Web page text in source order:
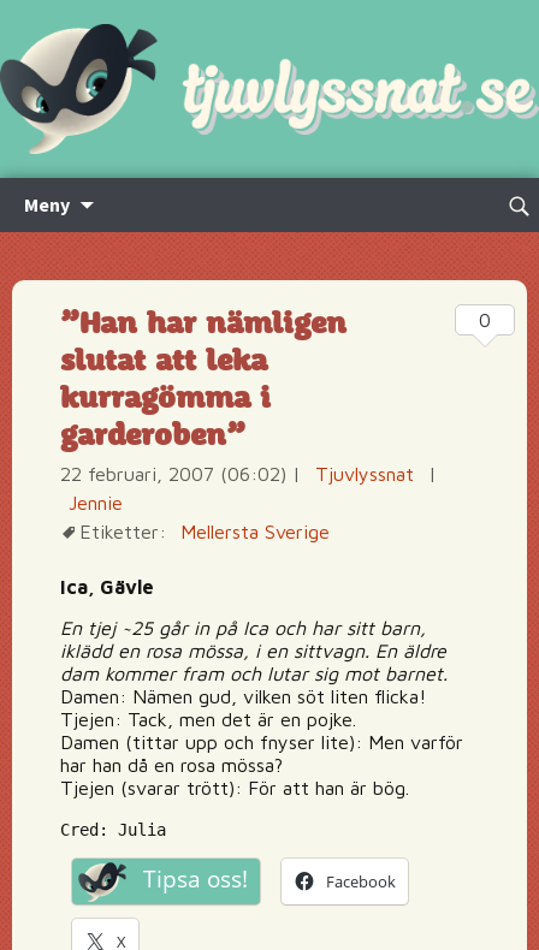
Meny
innehåll
Sök
”Han har nämligen
slutat att leka
kurragömma i
garderoben”
22 februari, 2007 (06:02) | Tjuvlyssnat
|
Jennie
Etiketter:
Mellersta Sverige
Ica, Gävle
En tjej ~25 går in på Ica och har sitt barn,
iklädd en rosa mössa, i en sittvagn. En äldre
dam kommer fram och lutar sig mot barnet.
Damen: Nämen gud, vilken söt liten flicka!
Tjejen: Tack, men det är en pojke.
Damen (tittar upp och fnyser lite): Men varför
har han då en rosa mössa?
Tjejen (svarar trött): För att han är bög.
Cred: Julia
Tipsa oss! Facebook
X
0